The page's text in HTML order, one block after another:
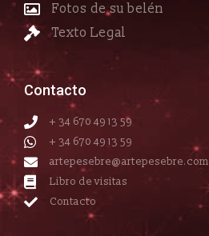
Fotos de su belén
Texto Legal
Contacto
+ 34 670 49 13 59
+ 34 670 49 13 59
artepesebre@artepesebre.com
Libro de visitas
Contacto